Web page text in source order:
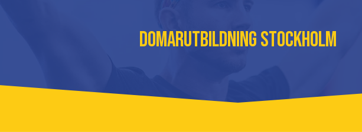
Domarutbildning Stockholm